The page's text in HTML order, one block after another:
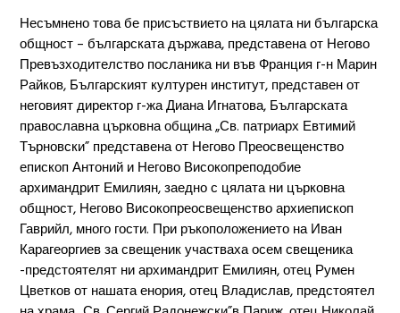
Несъмнено това бе присъствието на цялата ни българска
общност – българската държава, представена от Негово
Превъзходителство посланика ни във Франция г-н Марин
Райков, Българският културен институт, представен от
неговият директор г-жа Диана Игнатова, Българската
православна църковна община „Св. патриарх Евтимий
Търновски” представена от Негово Преосвещенство
епископ Антоний и Негово Високопреподобие
архимандрит Емилиян, заедно с цялата ни църковна
общност, Негово Високопреосвещенство архиепископ
Гаврийл, много гости. При ръкоположението на Иван
Карагеоргиев за свещеник участваха осем свещеника
-предстоятелят ни архимандрит Емилиян, отец Румен
Цветков от нашата енория, отец Владислав, предстоятел